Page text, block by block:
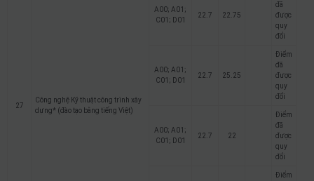
27
Công nghệ Kỹ thuật công trình xây
dựng* (đào tạo bằng tiếng Việt)
A00; A01;
C01; D01
22.7 22.75
đã
được
quy
đổi
A00; A01;
C01; D01
22.7 25.25
Điểm
đã
được
quy
đổi
A00; A01;
C01; D01
22.7 22
Điểm
đã
được
quy
đổi
Điểm